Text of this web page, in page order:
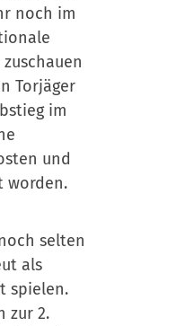
noch im
Torjäger
im
und
worden.
selten
als
spielen.
zur 2.